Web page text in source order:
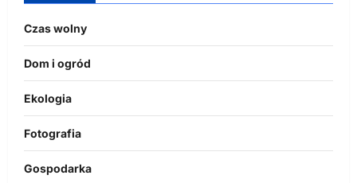
Czas wolny
Dom i ogród
Ekologia
Fotografia
Gospodarka